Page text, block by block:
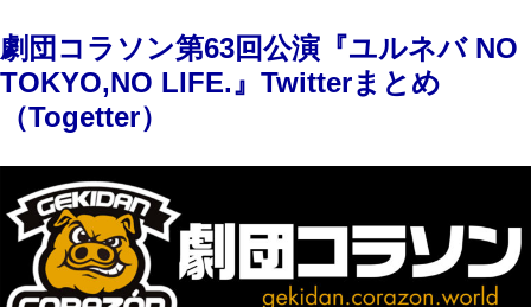
劇団コラソン第63回公演『ユルネバ NO
TOKYO,NO LIFE.』Twitterまとめ
（Togetter）